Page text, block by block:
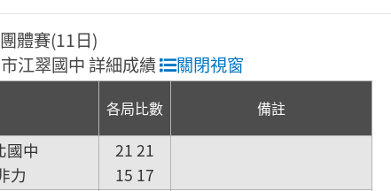
體賽(11日)
江翠國中 詳細成績
關閉視窗
各局比數 備註
國中
力
21 21
15 17